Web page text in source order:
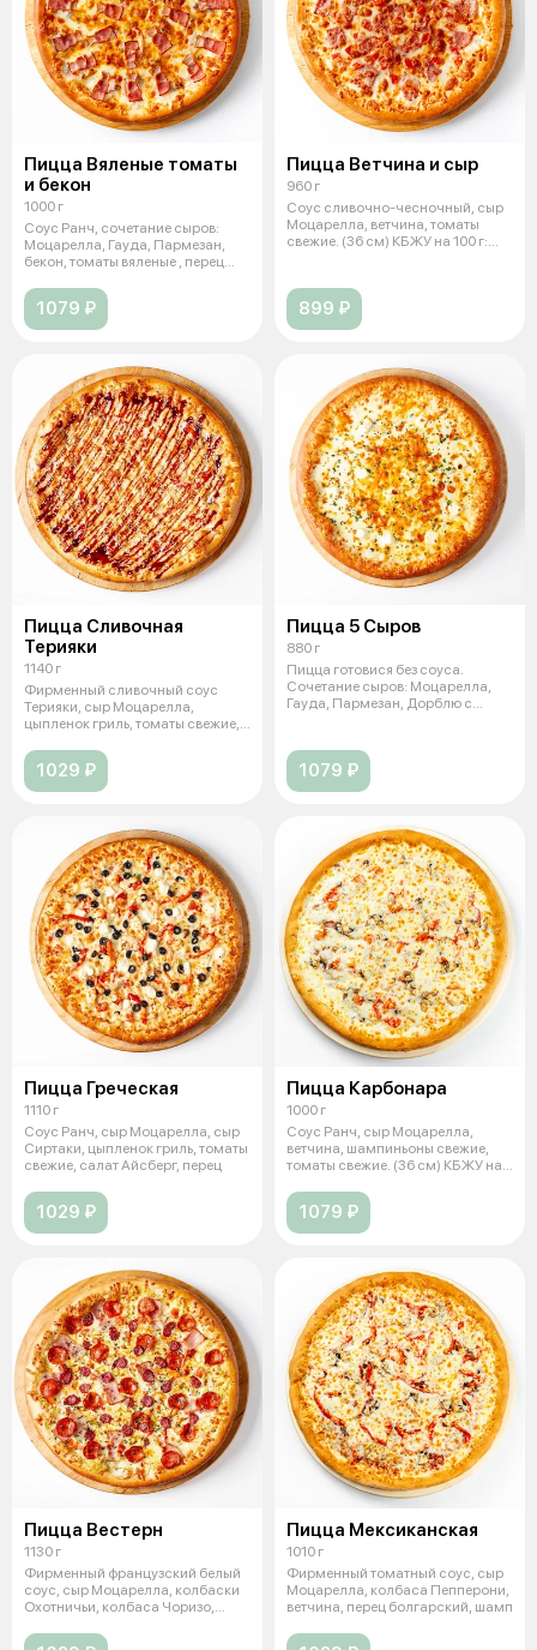
Пицца Вяленые томаты
и бекон
1000 г
Соус Ранч, сочетание сыров:
Моцарелла, Гауда, Пармезан,
бекон, томаты вяленые , перец
1079 ₽
Пицца Ветчина и сыр
960 г
Соус сливочно-чесночный, сыр
Моцарелла, ветчина, томаты
свежие. (36 см) КБЖУ на 100 г:
899 ₽
Пицца Сливочная
Терияки
1140 г
Фирменный сливочный соус
Терияки, сыр Моцарелла,
цыпленок гриль, томаты свежие,
1029 ₽
Пицца 5 Сыров
880 г
Пицца готовися без соуса.
Сочетание сыров: Моцарелла,
Гауда, Пармезан, Дорблю с
1079 ₽
Пицца Греческая
1110 г
Соус Ранч, сыр Моцарелла, сыр
Сиртаки, цыпленок гриль, томаты
свежие, салат Айсберг, перец
1029 ₽
Пицца Карбонара
1000 г
Соус Ранч, сыр Моцарелла,
ветчина, шампиньоны свежие,
томаты свежие. (36 см) КБЖУ на
1079 ₽
Пицца Вестерн
1130 г
Фирменный французский белый
соус, сыр Моцарелла, колбаски
Охотничьи, колбаса Чоризо,
Пицца Мексиканская
1010 г
Фирменный томатный соус, сыр
Моцарелла, колбаса Пепперони,
ветчина, перец болгарский, шамп